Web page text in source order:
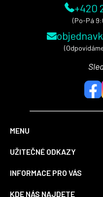
+420
(Po-Pá
MENU
UŽITEČNÉ ODKAZY
INFORMACE PRO VÁS
KDE NÁS NAJDETE